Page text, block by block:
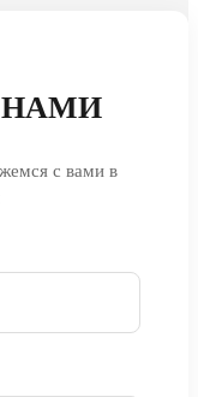
НАМИ
с вами в